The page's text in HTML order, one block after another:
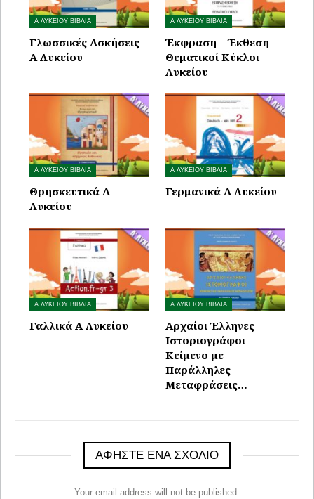
Α ΛΥΚΕΙΟΥ ΒΙΒΛΙΑ
Γλωσσικές Ασκήσεις
Α Λυκείου
Α ΛΥΚΕΙΟΥ ΒΙΒΛΙΑ
Έκφραση – Έκθεση
Θεματικοί Κύκλοι
Λυκείου
Α ΛΥΚΕΙΟΥ ΒΙΒΛΙΑ
Θρησκευτικά Α
Λυκείου
Α ΛΥΚΕΙΟΥ ΒΙΒΛΙΑ
Γερμανικά Α Λυκείου
Α ΛΥΚΕΙΟΥ ΒΙΒΛΙΑ
Γαλλικά Α Λυκείου
Α ΛΥΚΕΙΟΥ ΒΙΒΛΙΑ
Αρχαίοι Έλληνες
Ιστοριογράφοι
Κείμενο με
Παράλληλες
Μεταφράσεις…
ΑΦΉΣΤΕ ΈΝΑ ΣΧΌΛΙΟ
Your email address will not be published.